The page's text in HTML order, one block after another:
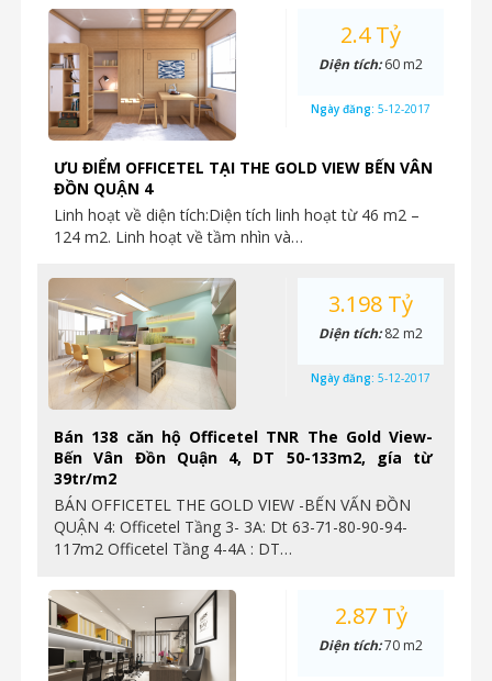
ƯU ĐIỂM OFFICETEL TẠI THE GOLD VIEW BẾN VÂN
ĐỒN QUẬN 4
Linh hoạt về diện tích:Diện tích linh hoạt từ 46 m2 –
124 m2. Linh hoạt về tầm nhìn và…
2.4 Tỷ
Diện tích:60 m2
Ngày đăng: 5-12-2017
Bán 138 căn hộ Officetel TNR The Gold View-
Bến Vân Đồn Quận 4, DT 50-133m2, gía từ
39tr/m2
BÁN OFFICETEL THE GOLD VIEW -BẾN VẤN ĐỒN
QUẬN 4: Officetel Tầng 3- 3A: Dt 63-71-80-90-94-
117m2 Officetel Tầng 4-4A : DT…
3.198 Tỷ
Diện tích:82 m2
Ngày đăng: 5-12-2017
2.87 Tỷ
Diện tích:70 m2